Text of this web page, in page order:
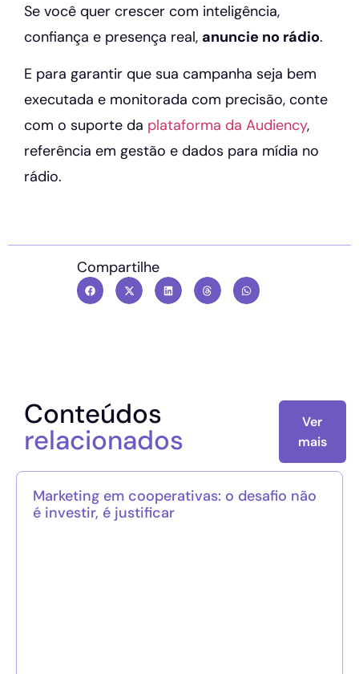
Se você quer crescer com inteligência,
confiança e presença real, anuncie no rádio.
E para garantir que sua campanha seja bem
executada e monitorada com precisão, conte
com o suporte da plataforma da Audiency,
referência em gestão e dados para mídia no
rádio.
Compartilhe
Conteúdos
relacionados
Ver
mais
Marketing em cooperativas: o desafio não
é investir, é justificar